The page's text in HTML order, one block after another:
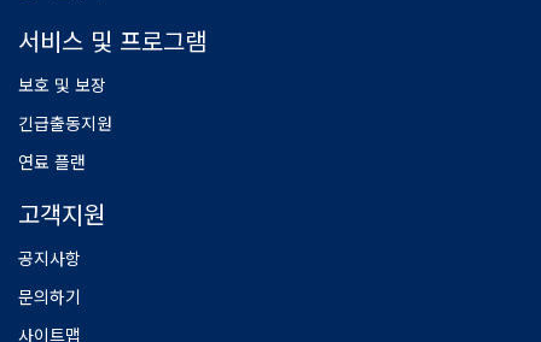
서비스 및 프로그램
보호 및 보장
긴급출동지원
연료 플랜
고객지원
공지사항
문의하기
사이트맵